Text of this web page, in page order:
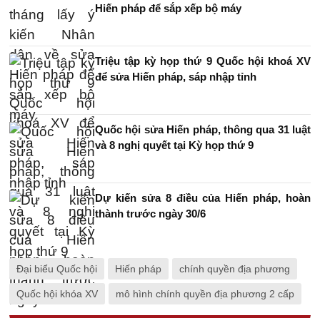
Hiến pháp để sắp xếp bộ máy
Triệu tập kỳ họp thứ 9 Quốc hội khoá XV
để sửa Hiến pháp, sáp nhập tỉnh
Quốc hội sửa Hiến pháp, thông qua 31 luật
và 8 nghị quyết tại Kỳ họp thứ 9
Dự kiến sửa 8 điều của Hiến pháp, hoàn
thành trước ngày 30/6
Đại biểu Quốc hội Hiến pháp chính quyền địa phương
Quốc hội khóa XV mô hình chính quyền địa phương 2 cấp